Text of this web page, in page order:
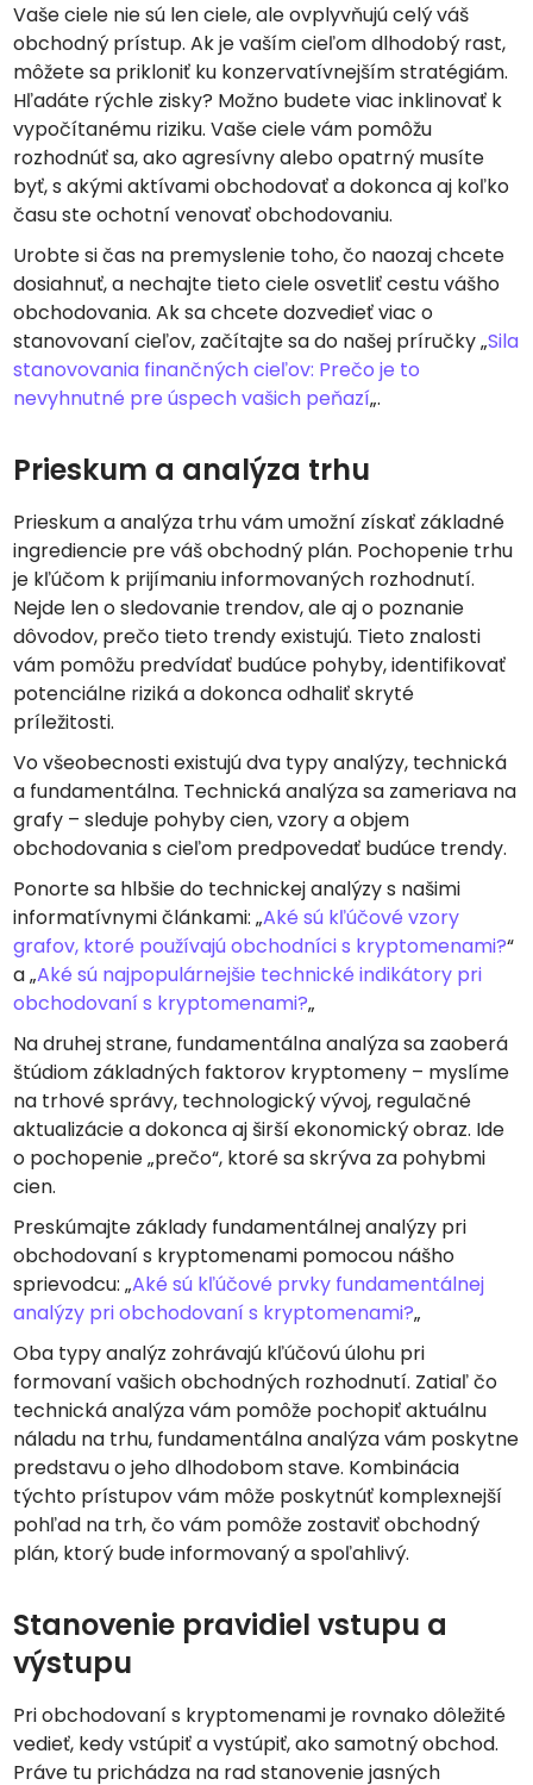
Vaše ciele nie sú len ciele, ale ovplyvňujú celý váš
obchodný prístup. Ak je vaším cieľom dlhodobý rast,
môžete sa prikloniť ku konzervatívnejším stratégiám.
Hľadáte rýchle zisky? Možno budete viac inklinovať k
vypočítanému riziku. Vaše ciele vám pomôžu
rozhodnúť sa, ako agresívny alebo opatrný musíte
byť, s akými aktívami obchodovať a dokonca aj koľko
času ste ochotní venovať obchodovaniu.
Urobte si čas na premyslenie toho, čo naozaj chcete
dosiahnuť, a nechajte tieto ciele osvetliť cestu vášho
obchodovania. Ak sa chcete dozvedieť viac o
stanovovaní cieľov, začítajte sa do našej príručky „Sila
stanovovania finančných cieľov: Prečo je to
nevyhnutné pre úspech vašich peňazí„.
Prieskum a analýza trhu
Prieskum a analýza trhu vám umožní získať základné
ingrediencie pre váš obchodný plán. Pochopenie trhu
je kľúčom k prijímaniu informovaných rozhodnutí.
Nejde len o sledovanie trendov, ale aj o poznanie
dôvodov, prečo tieto trendy existujú. Tieto znalosti
vám pomôžu predvídať budúce pohyby, identifikovať
potenciálne riziká a dokonca odhaliť skryté
príležitosti.
Vo všeobecnosti existujú dva typy analýzy, technická
a fundamentálna. Technická analýza sa zameriava na
grafy – sleduje pohyby cien, vzory a objem
obchodovania s cieľom predpovedať budúce trendy.
Ponorte sa hlbšie do technickej analýzy s našimi
informatívnymi článkami: „Aké sú kľúčové vzory
grafov, ktoré používajú obchodníci s kryptomenami?“
a „Aké sú najpopulárnejšie technické indikátory pri
obchodovaní s kryptomenami?„
Na druhej strane, fundamentálna analýza sa zaoberá
štúdiom základných faktorov kryptomeny – myslíme
na trhové správy, technologický vývoj, regulačné
aktualizácie a dokonca aj širší ekonomický obraz. Ide
o pochopenie „prečo“, ktoré sa skrýva za pohybmi
cien.
Preskúmajte základy fundamentálnej analýzy pri
obchodovaní s kryptomenami pomocou nášho
sprievodcu: „Aké sú kľúčové prvky fundamentálnej
analýzy pri obchodovaní s kryptomenami?„
Oba typy analýz zohrávajú kľúčovú úlohu pri
formovaní vašich obchodných rozhodnutí. Zatiaľ čo
technická analýza vám pomôže pochopiť aktuálnu
náladu na trhu, fundamentálna analýza vám poskytne
predstavu o jeho dlhodobom stave. Kombinácia
týchto prístupov vám môže poskytnúť komplexnejší
pohľad na trh, čo vám pomôže zostaviť obchodný
plán, ktorý bude informovaný a spoľahlivý.
Stanovenie pravidiel vstupu a
výstupu
Pri obchodovaní s kryptomenami je rovnako dôležité
vedieť, kedy vstúpiť a vystúpiť, ako samotný obchod.
Práve tu prichádza na rad stanovenie jasných